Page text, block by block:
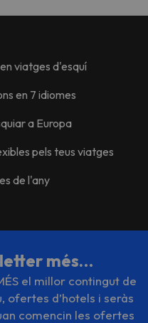
viatges d'esquí
en 7 idiomes
a Europa
pels teus viatges
de l'any
més…
el millor contingut de
ofertes d’hotels i seràs
comencin les ofertes